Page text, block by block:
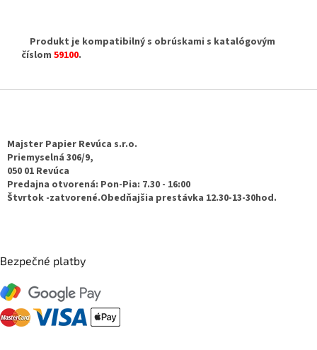
Produkt je kompatibilný s obrúskami s katalógovým
číslom 59100.
Majster Papier Revúca s.r.o.
Priemyselná 306/9,
050 01 Revúca
Predajna otvorená: Pon-Pia: 7.30 - 16:00
Štvrtok -zatvorené.Obedňajšia prestávka 12.30-13-30hod.
Bezpečné platby